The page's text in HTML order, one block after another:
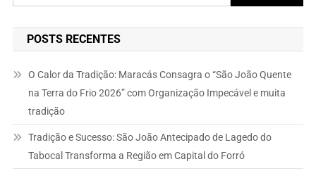
por:
POSTS RECENTES
O Calor da Tradição: Maracás Consagra o “São João Quente
na Terra do Frio 2026” com Organização Impecável e muita
tradição
Tradição e Sucesso: São João Antecipado de Lagedo do
Tabocal Transforma a Região em Capital do Forró